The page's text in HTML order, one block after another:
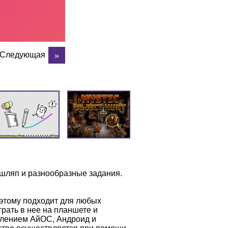
Следующая
и разнообразные задания.
подходит для любых
в нее на планшете и
АйОС, Андроид и